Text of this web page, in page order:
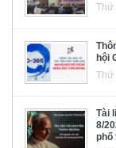
Thứ
hội
Thứ
Tài
8/
phố